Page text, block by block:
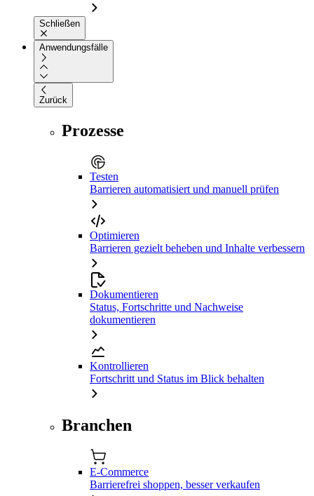
Schließen
Anwendungsfälle
Zurück
Prozesse
Testen
Barrieren automatisiert und manuell prüfen
Optimieren
Barrieren gezielt beheben und Inhalte verbessern
Dokumentieren
Status, Fortschritte und Nachweise
dokumentieren
Kontrollieren
Fortschritt und Status im Blick behalten
Branchen
E-Commerce
Barrierefrei shoppen, besser verkaufen